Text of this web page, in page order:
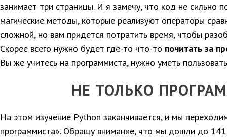
занимает три страницы. И я замечу, что код не сильно
магические методы, которые реализуют операторы
сложной, но вам придется потратить время, чтобы
Скорее всего нужно будет где-то что-то почитать за
Вы же учитесь на программиста, нужно уметь
НЕ ТОЛЬКО
На этом изучение Python заканчивается, и мы
программиста». Обращу внимание, что мы дошли до 141